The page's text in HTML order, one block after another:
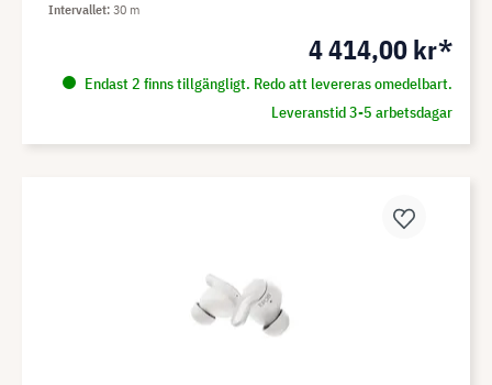
4 414,00 kr*
Endast 2 finns tillgängligt. Redo att levereras omedelbart.
Leveranstid 3-5 arbetsdagar
Intervallet 30 m